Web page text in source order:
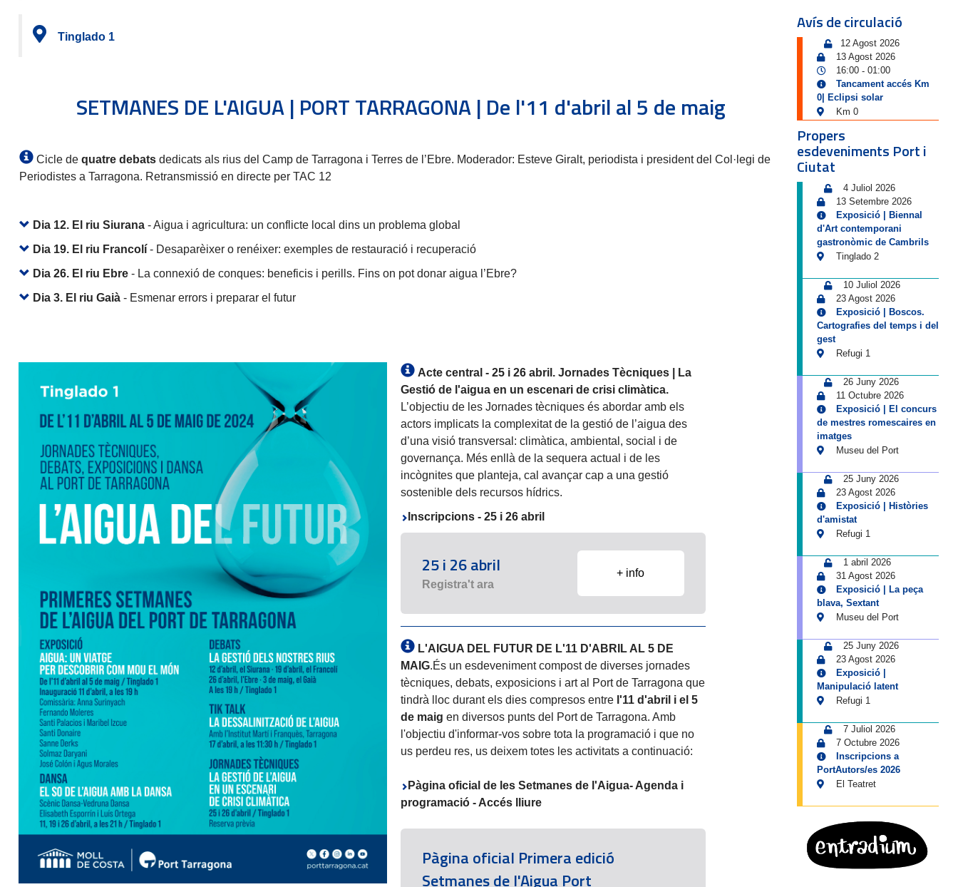
Tinglado 1
SETMANES DE L'AIGUA | PORT TARRAGONA | De l'11 d'abril al 5 de maig
Cicle de quatre debats dedicats als rius del Camp de Tarragona i Terres de l’Ebre. Moderador: Esteve Giralt, periodista i president del Col·legi de
Periodistes a Tarragona. Retransmissió en directe per TAC 12
Dia 12. El riu Siurana - Aigua i agricultura: un conflicte local dins un problema global
Dia 19. El riu Francolí - Desaparèixer o renéixer: exemples de restauració i recuperació
Dia 26. El riu Ebre - La connexió de conques: beneficis i perills. Fins on pot donar aigua l’Ebre?
Dia 3. El riu Gaià - Esmenar errors i preparar el futur
Acte central - 25 i 26 abril. Jornades Tècniques | La
Gestió de l'aigua en un escenari de crisi climàtica.
L’objectiu de les Jornades tècniques és abordar amb els
actors implicats la complexitat de la gestió de l’aigua des
d’una visió transversal: climàtica, ambiental, social i de
governança. Més enllà de la sequera actual i de les
incògnites que planteja, cal avançar cap a una gestió
sostenible dels recursos hídrics.
Inscripcions - 25 i 26 abril
25 i 26 abril
Registra't ara
+ info
L'AIGUA DEL FUTUR DE L'11 D'ABRIL AL 5 DE
MAIG.És un esdeveniment compost de diverses jornades
tècniques, debats, exposicions i art al Port de Tarragona que
tindrà lloc durant els dies compresos entre l'11 d'abril i el 5
de maig en diversos punts del Port de Tarragona. Amb
l'objectiu d'informar-vos sobre tota la programació i que no
us perdeu res, us deixem totes les activitats a continuació:
Pàgina oficial de les Setmanes de l'Aigua- Agenda i
programació - Accés lliure
Pàgina oficial Primera edició
Setmanes de l'Aigua Port
Avís de circulació
12 Agost 2026
13 Agost 2026
16:00- 01:00
Tancament accés Km
0| Eclipsi solar
Km 0
Propers
esdeveniments Port i
Ciutat
4 Juliol 2026
13 Setembre 2026
Exposició | Biennal
d'Art contemporani
gastronòmic de Cambrils
Tinglado 2
10 Juliol 2026
23 Agost 2026
Exposició | Boscos.
Cartografies del temps i del
gest
Refugi 1
26 Juny 2026
11 Octubre 2026
Exposició | El concurs
de mestres romescaires en
imatges
Museu del Port
25 Juny 2026
23 Agost 2026
Exposició | Històries
d'amistat
Refugi 1
1 abril 2026
31 Agost 2026
Exposició | La peça
blava, Sextant
Museu del Port
25 Juny 2026
23 Agost 2026
Exposició |
Manipulació latent
Refugi 1
7 Juliol 2026
7 Octubre 2026
Inscripcions a
PortAutors/es 2026
El Teatret